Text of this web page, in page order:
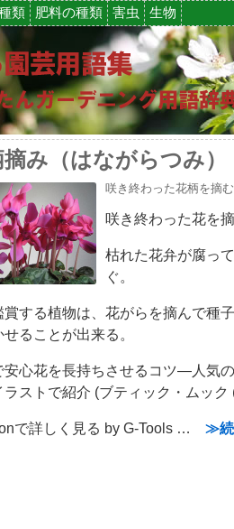
類 肥料の種類 害虫 生物
み（はながらつみ）
咲き終わった花柄を摘
咲き終わった花を
枯れた花弁が腐っ
ぐ。
賞する植物は、花がらを摘んで種
せることが出来る。
安心花を長持ちさせるコツ―人気
ラストで紹介 (ブティック・ムック
で詳しく見る by G-Tools … ≫続